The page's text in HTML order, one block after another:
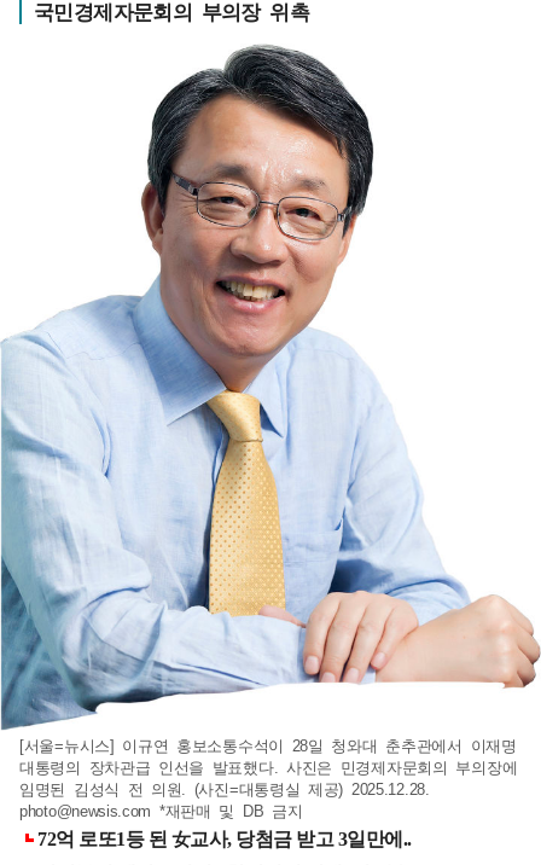
국민경제자문회의 부의장 위촉
[서울=뉴시스] 이규연 홍보소통수석이 28일 청와대 춘추관에서 이재명
대통령의 장차관급 인선을 발표했다. 사진은 민경제자문회의 부의장에
임명된 김성식 전 의원. (사진=대통령실 제공) 2025.12.28.
photo@newsis.com *재판매 및 DB 금지